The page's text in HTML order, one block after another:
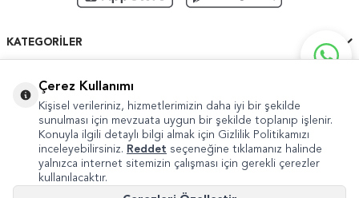
KATEGORILER
HIZLI ERIŞIM
Çerez Kullanımı
Kişisel verileriniz, hizmetlerimizin daha iyi bir şekilde
sunulması için mevzuata uygun bir şekilde toplanıp işlenir.
Konuyla ilgili detaylı bilgi almak için Gizlilik Politikamızı
inceleyebilirsiniz. Reddet seçeneğine tıklamanız halinde
yalnızca internet sitemizin çalışması için gerekli çerezler
kullanılacaktır.